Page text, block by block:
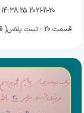
2021-11-20 14:38:25
قسمت 20 - تست پلاس( قسمت مشتق)